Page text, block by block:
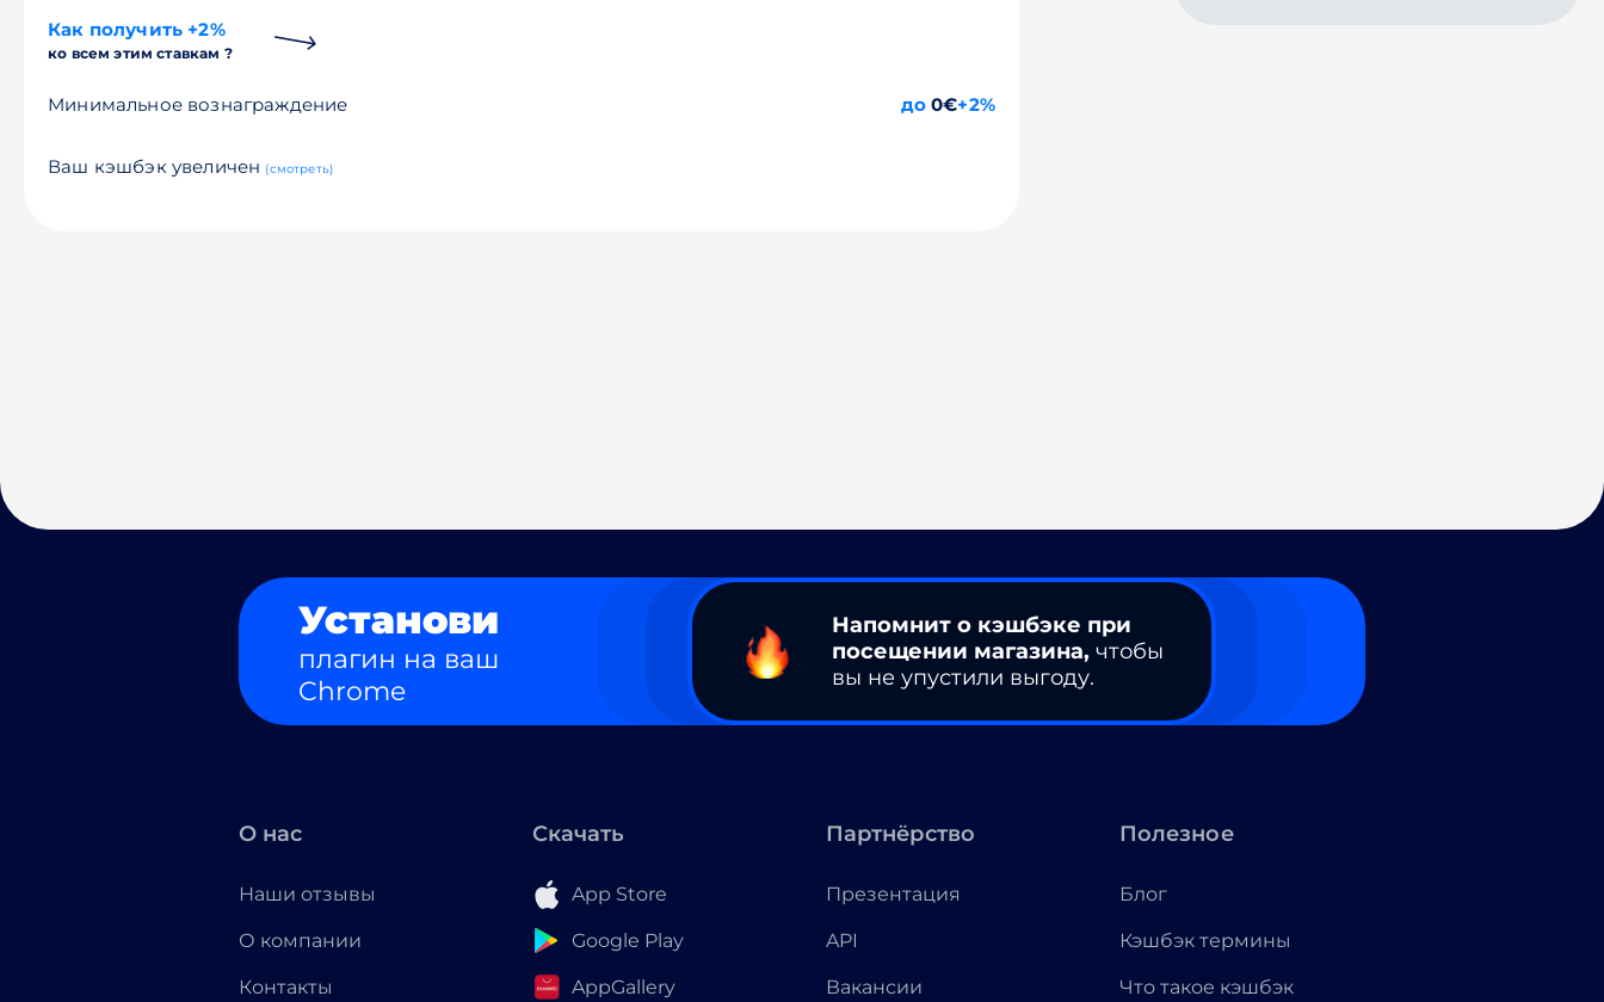
Как получить +2%
ко всем этим ставкам ?
Минимальное вознаграждение до0€+2%
Ваш кэшбэк увеличен (смотреть)
Установи
плагин на ваш
Chrome
Напомнит о кэшбэке при
посещении магазина, чтобы
вы не упустили выгоду.
О нас
Наши отзывы
О компании
Контакты
Скачать
App Store
Google Play
AppGallery
Партнёрство
Презентация
API
Вакансии
Полезное
Блог
Кэшбэк термины
Что такое кэшбэк